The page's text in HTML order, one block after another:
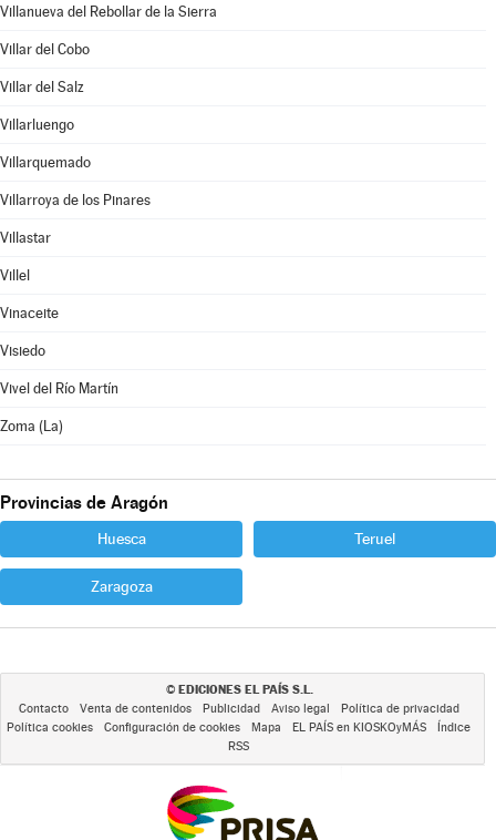
Villanueva del Rebollar de la Sierra
Villar del Cobo
Villar del Salz
Villarluengo
Villarquemado
Villarroya de los Pinares
Villastar
Villel
Vinaceite
Visiedo
Vivel del Río Martín
Zoma (La)
Provincias de Aragón
Huesca Teruel
Zaragoza
© EDICIONES EL PAÍS S.L.
Contacto Venta de contenidos Publicidad Aviso legal
Política de privacidad
Política cookies
Configuración de cookies Mapa EL PAÍS en KIOSKOyMÁS
Índice
RSS